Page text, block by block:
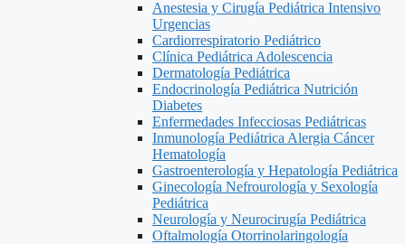
Anestesia y Cirugía Pediátrica Intensivo
Urgencias
Cardiorrespiratorio Pediátrico
Clínica Pediátrica Adolescencia
Dermatología Pediátrica
Endocrinología Pediátrica Nutrición
Diabetes
Enfermedades Infecciosas Pediátricas
Inmunología Pediátrica Alergia Cáncer
Hematología
Gastroenterología y Hepatología Pediátrica
Ginecología Nefrourología y Sexología
Pediátrica
Neurología y Neurocirugía Pediátrica
Oftalmología Otorrinolaringología